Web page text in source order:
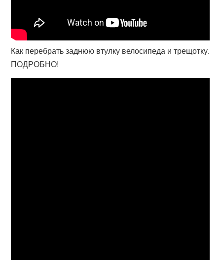
Как перебрать заднюю втулку велосипеда и трещотку.
ПОДРОБНО!